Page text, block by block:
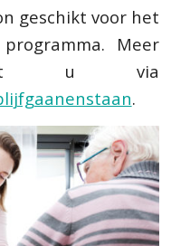
geschikt voor het
Meer
u via
.